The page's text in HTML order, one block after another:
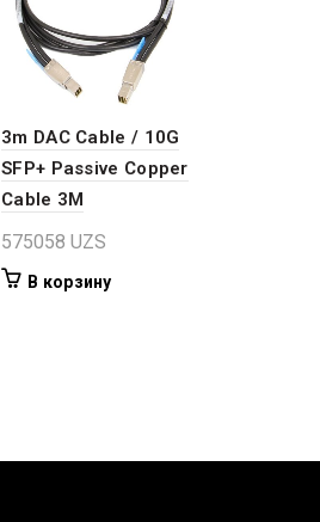
3m DAC Cable / 10G
SFP+ Passive Copper
Cable 3M
575058 UZS
В корзину